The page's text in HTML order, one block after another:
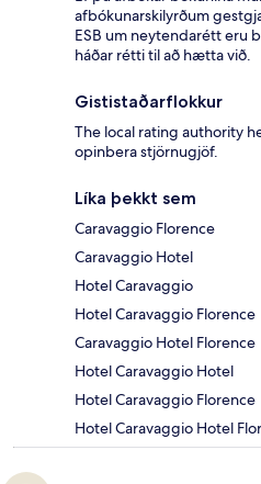
afbókunarskilyrðum
ESB um neytendarétt eru
háðar rétti til að hætta við.
Gististaðarflokkur
The local rating authority
opinbera stjörnugjöf.
Líka þekkt sem
Caravaggio Florence
Caravaggio Hotel
Hotel Caravaggio
Hotel Caravaggio Florence
Caravaggio Hotel Florence
Hotel Caravaggio Hotel
Hotel Caravaggio Florence
Hotel Caravaggio Hotel